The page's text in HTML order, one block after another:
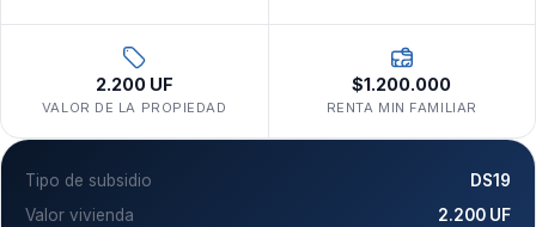
2.200 UF
VALOR DE LA PROPIEDAD
$1.200.000
RENTA MIN FAMILIAR
Tipo de subsidio
DS19
Valor vivienda
2.200 UF